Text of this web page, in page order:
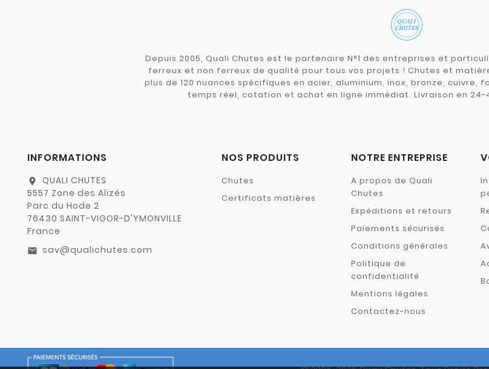
Depuis 2005, Quali Chutes est le partenaire N°1 des entreprises et
ferreux et non ferreux de qualité pour tous vos projets ! Chutes et
plus de 120 nuances spécifiques en acier, aluminium, inox, bronze, cuivre,
temps réel, cotation et achat en ligne immédiat. Livraison en
INFORMATIONS
location_on
QUALI CHUTES
5557 Zone des Alizés
Parc du Hode 2
76430 SAINT-VIGOR-D'YMONVILLE
France
email sav@qualichutes.com
NOS PRODUITS
Chutes
Certificats matières
NOTRE ENTREPRISE
A propos de Quali
Chutes
Expéditions et retours
Paiements sécurisés
Conditions générales
Politique de
confidentialité
Mentions légales
Contactez-nous